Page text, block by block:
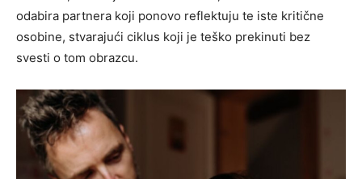
odabira partnera koji ponovo reflektuju te iste kritične
osobine, stvarajući ciklus koji je teško prekinuti bez
svesti o tom obrazcu.